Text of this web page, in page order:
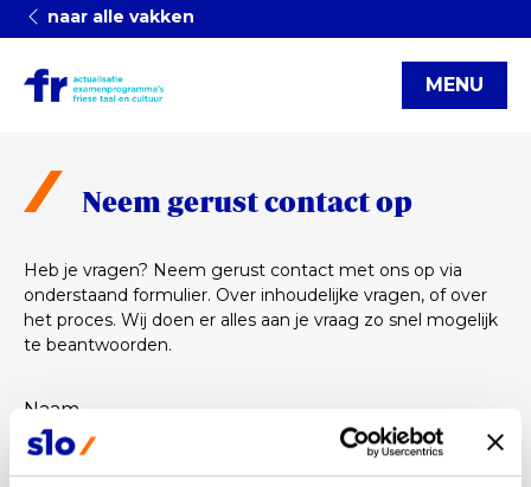
naar alle vakken
MENU
Neem gerust contact op
Heb je vragen? Neem gerust contact met ons op via
onderstaand formulier. Over inhoudelijke vragen, of over
het proces. Wij doen er alles aan je vraag zo snel mogelijk
te beantwoorden.
Naam
Voornaam